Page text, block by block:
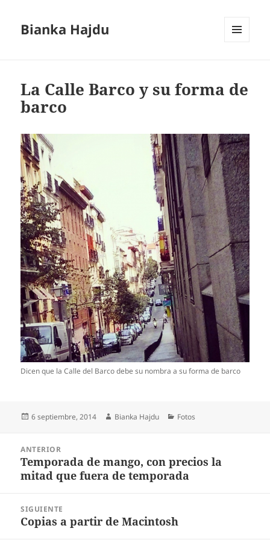
Bianka Hajdu
La Calle Barco y su forma de
barco
Dicen que la Calle del Barco debe su nombra a su forma de barco
Publicado
6 septiembre, 2014 Autor
Bianka Hajdu Categorías
Fotos
entradas
ANTERIOR
Entrada
anterior:
Temporada de mango, con precios la
mitad que fuera de temporada
SIGUIENTE
Entrada
Copias a partir de Macintosh